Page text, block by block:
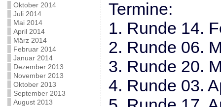
Oktober 2014
Juli 2014
Mai 2014
April 2014
März 2014
Februar 2014
Januar 2014
Dezember 2013
November 2013
Oktober 2013
September 2013
August 2013
Termine:
1. Runde 14.
2. Runde 06.
3. Runde 20.
4. Runde 03.